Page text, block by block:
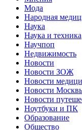
Мода
Народная
Наука
Наука и техника
Научпоп
Недвижимость
Новости
Новости ЗОЖ
Новости
Новости
Новости
Ноутбуки и ПК
Образование
Общество